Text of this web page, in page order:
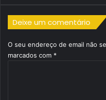
Deixe um comentário
O seu endereço de email não
marcados com *